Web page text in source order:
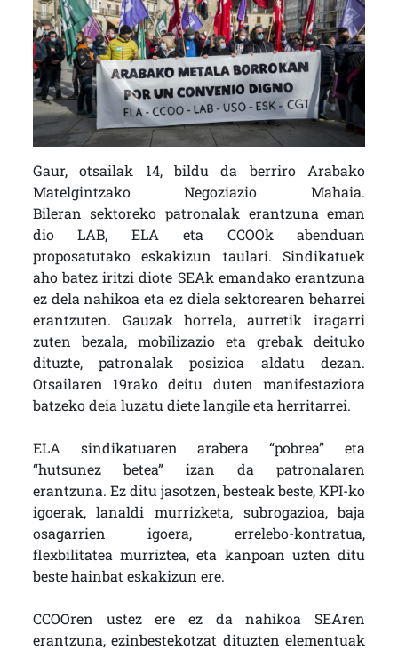
Gaur, otsailak 14, bildu da berriro Arabako
Matelgintzako Negoziazio Mahaia.
Bileran sektoreko patronalak erantzuna eman
dio LAB, ELA eta CCOOk abenduan
proposatutako eskakizun taulari. Sindikatuek
aho batez iritzi diote SEAk emandako erantzuna
ez dela nahikoa eta ez diela sektorearen beharrei
erantzuten. Gauzak horrela, aurretik iragarri
zuten bezala, mobilizazio eta grebak deituko
dituzte, patronalak posizioa aldatu dezan.
Otsailaren 19rako deitu duten manifestaziora
batzeko deia luzatu diete langile eta herritarrei.
ELA sindikatuaren arabera “pobrea” eta
“hutsunez betea” izan da patronalaren
erantzuna. Ez ditu jasotzen, besteak beste, KPI-ko
igoerak, lanaldi murrizketa, subrogazioa, baja
osagarrien igoera, errelebo-kontratua,
flexbilitatea murriztea, eta kanpoan uzten ditu
beste hainbat eskakizun ere.
CCOOren ustez ere ez da nahikoa SEAren
erantzuna, ezinbestekotzat dituzten elementuak